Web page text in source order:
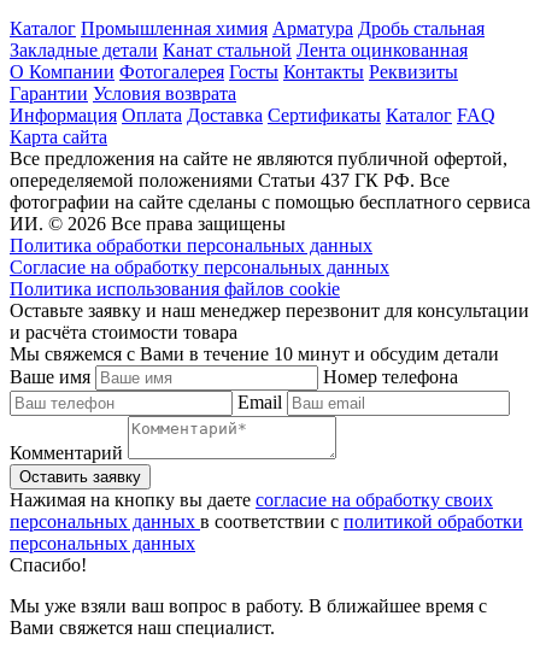
Каталог Промышленная химия Арматура Дробь стальная
Закладные детали Канат стальной Лента оцинкованная
О Компании Фотогалерея Госты Контакты Реквизиты
Гарантии Условия возврата
Информация Оплата Доставка Сертификаты Каталог FAQ
Карта сайта
Все предложения на сайте не являются публичной офертой,
опеределяемой положениями Статьи 437 ГК РФ. Все
фотографии на сайте сделаны с помощью бесплатного сервиса
ИИ. © 2026 Все права защищены
Политика обработки персональных данных
Согласие на обработку персональных данных
Политика использования файлов cookie
Оставьте заявку и наш менеджер перезвонит для консультации
и расчёта стоимости товара
Мы свяжемся с Вами в течение 10 минут и обсудим детали
Ваше имя
Номер телефона
Email
Комментарий
Нажимая на кнопку вы даете согласие на обработку своих
персональных данных в соответствии с политикой обработки
персональных данных
Спасибо!
Мы уже взяли ваш вопрос в работу. В ближайшее время с
Вами свяжется наш специалист.